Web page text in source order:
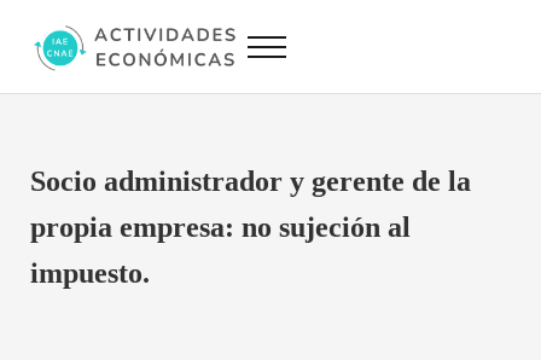
Actividades Económicas IAE CNAE
Menu
Socio administrador y gerente de la
propia empresa: no sujeción al
impuesto.